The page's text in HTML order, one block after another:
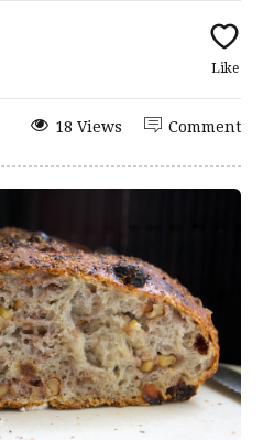
Like
Comment
18 Views